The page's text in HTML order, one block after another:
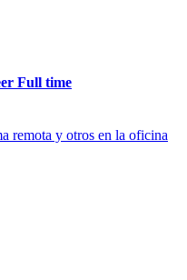
Full time
remota y otros en la oficina